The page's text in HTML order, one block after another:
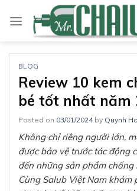
BLOG
Review 10 kem
bé tốt nhất năm
Posted on 03/01/2024by Quynh
Không chỉ riêng người lớn,
được bảo vệ trước tác động
đến những sản phẩm
Cùng Salub Việt Nam